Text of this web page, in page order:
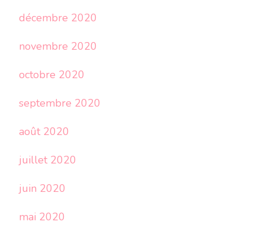
décembre 2020
novembre 2020
octobre 2020
septembre 2020
août 2020
juillet 2020
juin 2020
mai 2020